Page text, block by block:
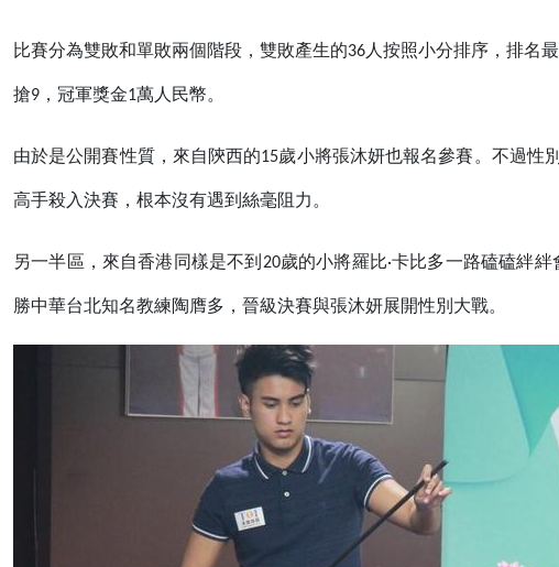
比賽分為雙敗和單敗兩個階段，雙敗產生的36人按照小分排序，排名
搶9，冠軍獎金1萬人民幣。
由於是公開賽性質，來自陝西的15歲小將張沐妍也報名參賽。不過
高手殺入決賽，根本沒有遇到絲毫阻力。
另一半區，來自香港同樣是不到20歲的小將羅比·卡比多一路磕磕絆
勝中華台北知名教練陶膺多，晉級決賽與張沐妍展開性別大戰。